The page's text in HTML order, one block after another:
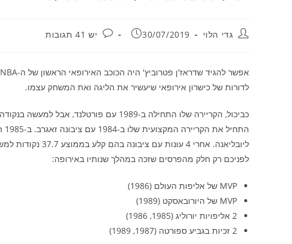
מחבר:
גדי הלוי פורסם:
30/07/2019 תגובות:
יש 41 תגובות
לדורות של כישרון אירופאי שיעשיר את הליגה ואת המשחק עצמו.
לפניכם רק חלק מהפרסים שזכה במהלך שנותיו באירופה:
MVP של אליפות העולם (1986)
MVP של היורובאסקט (1989)
2 אליפויות יורוליג (1985, 1986)
2 זכיות בגביע ספורטה (1987, 1989)